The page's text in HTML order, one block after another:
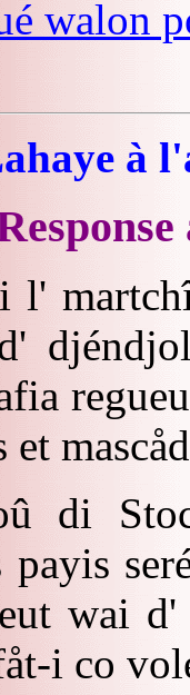
walon
à
l'
di
payis
wai d'
i co